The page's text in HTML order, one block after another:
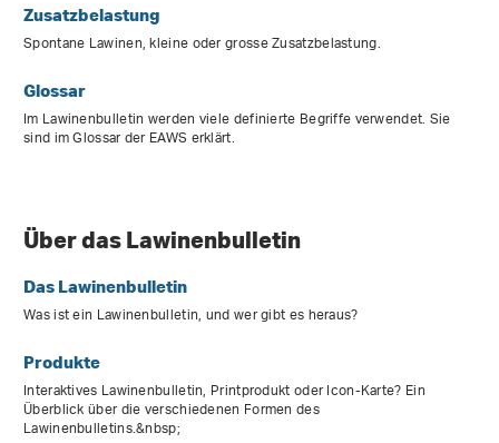
Zusatzbelastung
Spontane Lawinen, kleine oder grosse Zusatzbelastung.
Glossar
Im Lawinenbulletin werden viele definierte Begriffe verwendet. Sie
sind im Glossar der EAWS erklärt.
Über das Lawinenbulletin
Das Lawinenbulletin
Was ist ein Lawinenbulletin, und wer gibt es heraus?
Produkte
Interaktives Lawinenbulletin, Printprodukt oder Icon-Karte? Ein
Überblick über die verschiedenen Formen des
Lawinenbulletins.&nbsp;